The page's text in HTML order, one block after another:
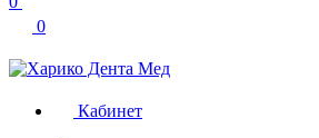
0
Кабинет